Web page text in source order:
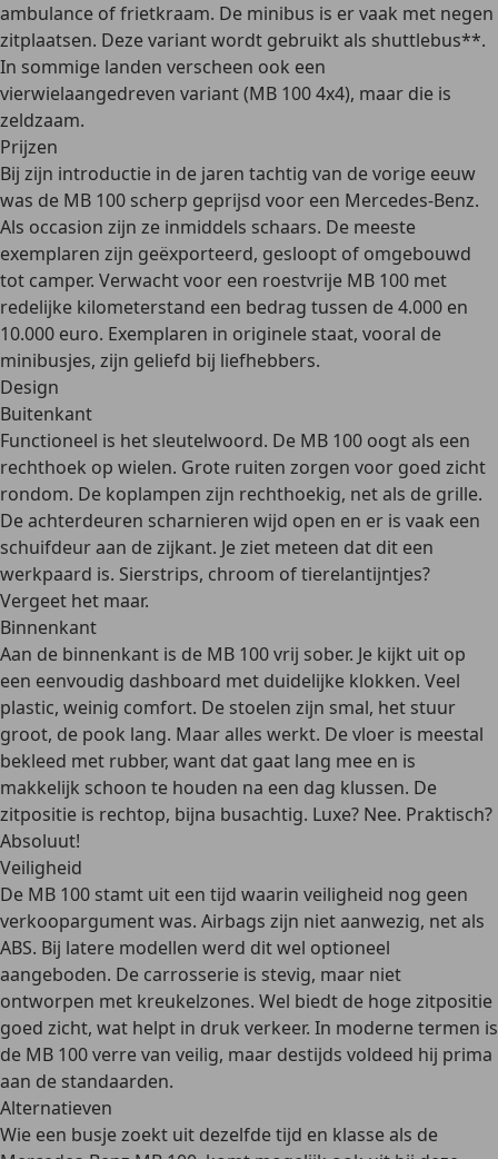
ambulance of frietkraam. De minibus is er vaak met negen
zitplaatsen. Deze variant wordt gebruikt als shuttlebus**.
In sommige landen verscheen ook een
vierwielaangedreven variant(MB 100 4x4), maar die is
zeldzaam.
Prijzen
Bij zijn introductie in de jaren tachtig van de vorige eeuw
was de MB 100 scherp geprijsd voor een Mercedes-Benz.
Als occasion zijn ze inmiddels schaars. De meeste
exemplaren zijn geëxporteerd, gesloopt of omgebouwd
tot camper. Verwacht voor een roestvrije MB 100 met
redelijke kilometerstand een bedrag tussen de 4.000 en
10.000 euro. Exemplaren in originele staat, vooral de
minibusjes, zijn geliefd bij liefhebbers.
Design
Buitenkant
Functioneel is het sleutelwoord. De MB 100 oogt als een
rechthoek op wielen. Grote ruiten zorgen voor goed zicht
rondom. De koplampen zijn rechthoekig, net als de grille.
De achterdeuren scharnieren wijd open en er is vaak een
schuifdeur aan de zijkant. Je ziet meteen dat dit een
werkpaard is. Sierstrips, chroom of tierelantijntjes?
Vergeet het maar.
Binnenkant
Aan de binnenkant is de MB 100 vrij sober. Je kijkt uit op
een eenvoudig dashboard met duidelijke klokken. Veel
plastic, weinig comfort. De stoelen zijn smal, het stuur
groot, de pook lang. Maar alles werkt. De vloer is meestal
bekleed met rubber, want dat gaat lang mee en is
makkelijk schoon te houden na een dag klussen. De
zitpositie is rechtop, bijna busachtig. Luxe? Nee. Praktisch?
Absoluut!
Veiligheid
De MB 100 stamt uit een tijd waarin veiligheid nog geen
verkoopargument was. Airbags zijn niet aanwezig, net als
ABS. Bij latere modellen werd dit wel optioneel
aangeboden. De carrosserie is stevig, maar niet
ontworpen met kreukelzones. Wel biedt de hoge zitpositie
goed zicht, wat helpt in druk verkeer. In moderne termen is
de MB 100verre van veilig, maar destijds voldeed hij prima
aan de standaarden.
Alternatieven
Wie een busje zoekt uit dezelfde tijd en klasse als de